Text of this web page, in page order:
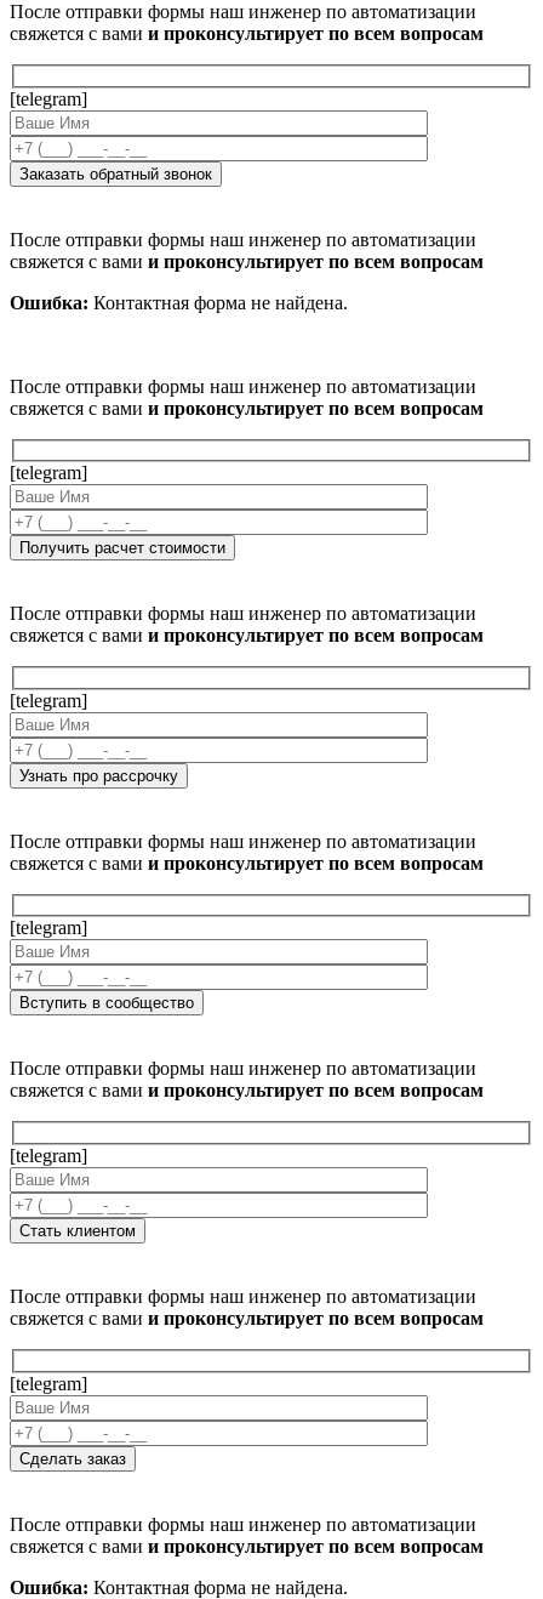
После отправки формы наш инженер по автоматизации
свяжется с вами и проконсультирует по всем вопросам
[telegram]
После отправки формы наш инженер по автоматизации
свяжется с вами и проконсультирует по всем вопросам
Ошибка: Контактная форма не найдена.
После отправки формы наш инженер по автоматизации
свяжется с вами и проконсультирует по всем вопросам
[telegram]
После отправки формы наш инженер по автоматизации
свяжется с вами и проконсультирует по всем вопросам
[telegram]
После отправки формы наш инженер по автоматизации
свяжется с вами и проконсультирует по всем вопросам
[telegram]
После отправки формы наш инженер по автоматизации
свяжется с вами и проконсультирует по всем вопросам
[telegram]
После отправки формы наш инженер по автоматизации
свяжется с вами и проконсультирует по всем вопросам
[telegram]
После отправки формы наш инженер по автоматизации
свяжется с вами и проконсультирует по всем вопросам
Ошибка: Контактная форма не найдена.